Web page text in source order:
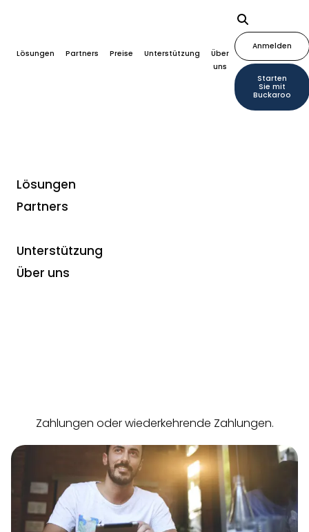
Lösungen Partners Preise Unterstützung
Über
uns
Anmelden
Starten
Sie mit
Buckaroo
Lösungen
Partners
Unterstützung
Über uns
Whitepapers
Abonnements? Mehr
aus wiederkehrenden
Zahlungen oder wiederkehrende Zahlungen.